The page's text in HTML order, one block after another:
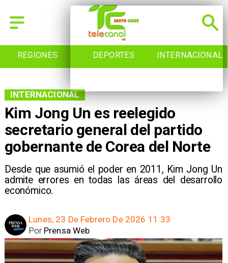
REGIONES DEPORTES INTERNACIONAL
Kim Jong Un es reelegido
secretario general del partido
gobernante de Corea del Norte
Desde que asumió el poder en 2011, Kim Jong Un
admite errores en todas las áreas del desarrollo
económico.
INTERNACIONAL
Lunes, 23 De Febrero De 2026 11:33
Prensa Web
Por